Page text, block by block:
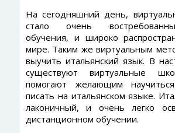
На сегодняшний день,
стало очень
обучения, и широко
мире. Таким же виртуальным
выучить итальянский язык. В
существуют виртуальные
помогают желающим
писать на итальянском языке.
лаконичный, и очень легко
дистанционном обучении.